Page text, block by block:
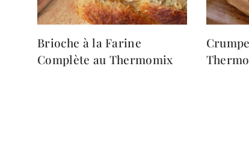
Brioche à la Farine
Complète au Thermomix